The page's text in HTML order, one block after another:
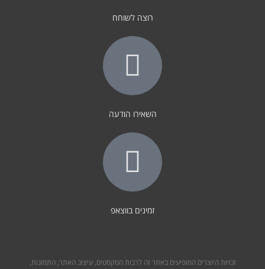
רוצה לשוחח
השאירו הודעה
זמינים בווצאפ
זכויות היוצרים המופיעים באתר זה לרבות הטקסטים, עיצוב האתר, התמונות,